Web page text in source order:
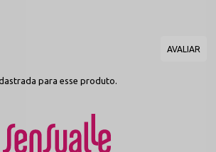
Diva
pele e mantém a maciez.
a peça no lugar sem apertar ou marcar os
para esse produto.